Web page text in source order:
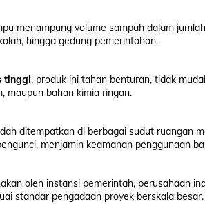
menampung volume sampah dalam
hingga gedung pemerintahan.
tinggi, produk ini tahan benturan, tidak
maupun bahan kimia ringan.
ditempatkan di berbagai sudut ruangan
menjamin keamanan penggunaan
oleh instansi pemerintah, perusahaan
standar pengadaan proyek berskala besar.